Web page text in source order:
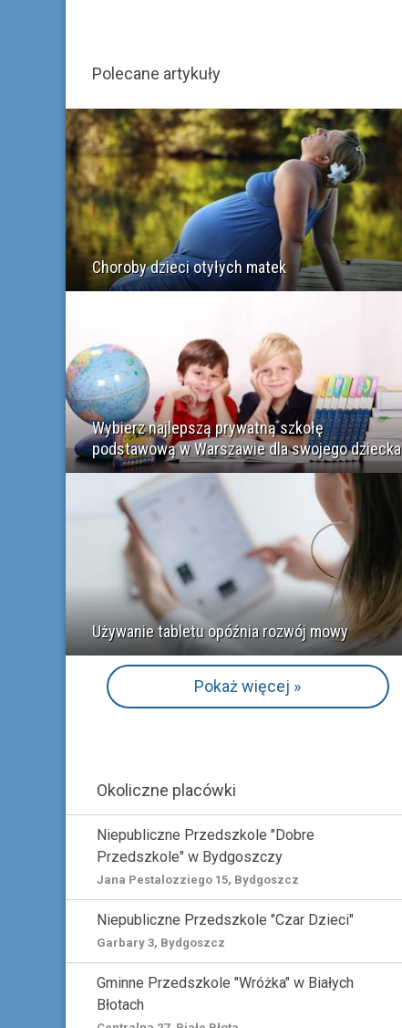
Polecane artykuły
Choroby dzieci otyłych matek
Wybierz najlepszą prywatną szkołę
podstawową w Warszawie dla swojego dziecka
Używanie tabletu opóźnia rozwój mowy
Pokaż więcej »
Okoliczne placówki
Niepubliczne Przedszkole "Dobre
Przedszkole" w Bydgoszczy
Jana Pestalozziego 15, Bydgoszcz
Niepubliczne Przedszkole "Czar Dzieci"
Garbary 3, Bydgoszcz
Gminne Przedszkole "Wróżka" w Białych
Błotach